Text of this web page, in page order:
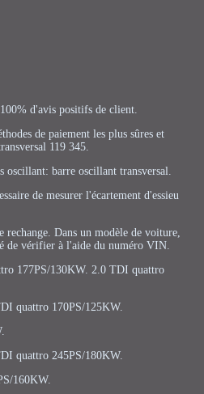
d'avis positifs de client.
de paiement les plus sûres et
119 345.
oscillant: barre oscillant transversal.
de mesurer l'écartement d'essieu
Dans un modèle de voiture,
de vérifier à l'aide du numéro VIN.
177PS/130KW. 2.0 TDI quattro
quattro 170PS/125KW.
quattro 245PS/180KW.
160KW.